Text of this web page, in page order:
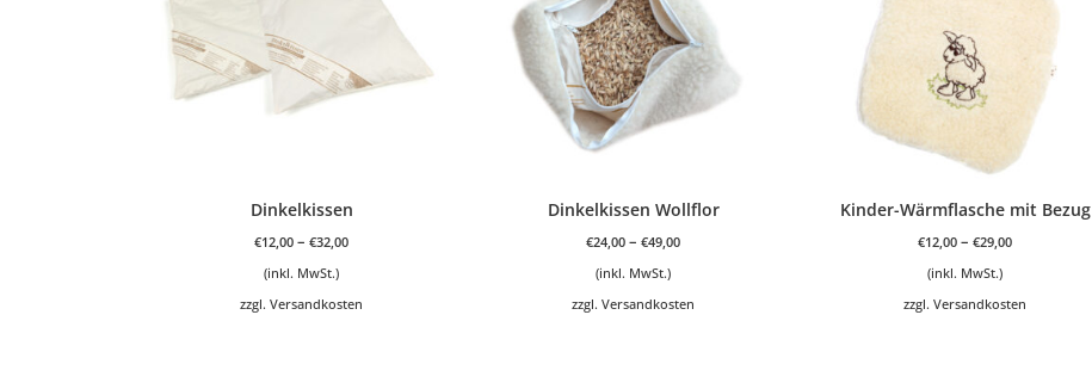
Dinkelkissen
€12,00 –€32,00
(inkl. MwSt.)
zzgl.Versandkosten
Dinkelkissen Wollflor
€24,00 –€49,00
(inkl. MwSt.)
zzgl.Versandkosten
Kinder-Wärmflasche mit Bezug
€12,00 –€29,00
(inkl. MwSt.)
zzgl.Versandkosten